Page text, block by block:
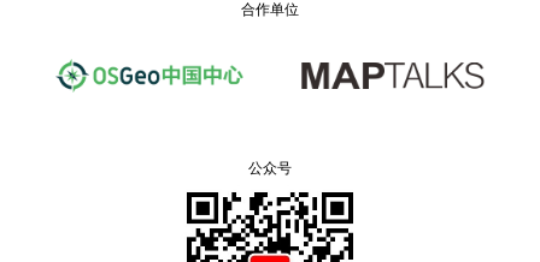
合作单位
公众号